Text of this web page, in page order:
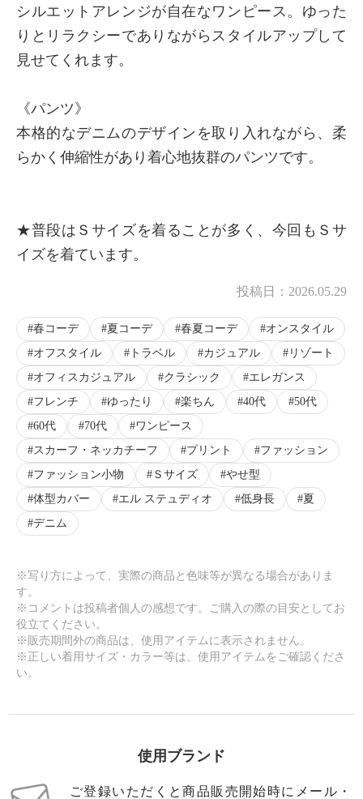
× 商品紹介
シルエットアレンジが自在なワンピース。ゆった
りとリラクシーでありながらスタイルアップして
見せてくれます。
《パンツ》
本格的なデニムのデザインを取り入れながら、柔
らかく伸縮性があり着心地抜群のパンツです。
★普段はＳサイズを着ることが多く、今回もＳサ
イズを着ています。
投稿日： 2026.05.29
春コーデ 夏コーデ 春夏コーデ
オンスタイル
オフスタイル
トラベル カジュアル
リゾート
オフィスカジュアル
クラシック
エレガンス
フレンチ
ゆったり 楽ちん 40代
50代
60代
70代
ワンピース
スカーフ・ネッカチーフ
プリント
ファッション
ファッション小物
Ｓサイズ
やせ型
体型カバー
エル ステュディオ 低身長
夏
デニム
※写り方によって、実際の商品と色味等が異なる場合がありま
す。
※コメントは投稿者個人の感想です。ご購入の際の目安としてお
役立てください。
※販売期間外の商品は、使用アイテムに表示されません。
※正しい着用サイズ・カラー等は、使用アイテムをご確認くださ
い。
使用ブランド
ご登録いただくと商品販売開始時にメール・